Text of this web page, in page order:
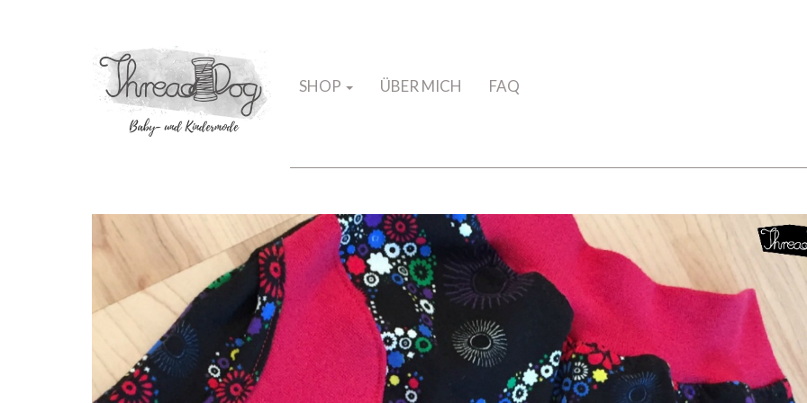
SHOP ÜBER MICH FAQ